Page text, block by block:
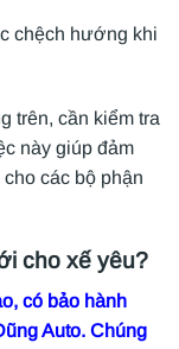
chệch hướng khi
trên, cần kiểm tra
này giúp đảm
các bộ phận
cho xế yêu?
có bảo hành
Auto. Chúng